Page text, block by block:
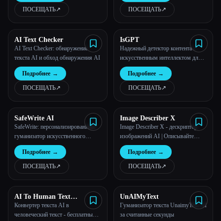
ПОСЕЩАТЬ↗︎
интеллекта
ПОСЕЩАТЬ↗︎
AI Text Checker
AI Text Checker: обнаружение
текста AI и обход обнаружения AI
Подробнее →
ПОСЕЩАТЬ↗︎
IsGPT
Надежный детектор контента с
искусственным интеллектом для
ChatGPT, GPT-4o, GPT-o1, Gemini,
Claude | ISGPT.org
Подробнее →
ПОСЕЩАТЬ↗︎
SafeWrite AI
SafeWrite: персонализированный
гуманизатор искусственного
интеллекта
Подробнее →
ПОСЕЩАТЬ↗︎
Image Describer X
Image Describer X - дескриптор
изображений AI | Описывайте
изображения и фотографии с
помощью AI | Бесплатный
генератор описаний изображений
Подробнее →
ПОСЕЩАТЬ↗︎
AI To Human Text
Converter Free
Конвертер текста AI в
человеческий текст - бесплатный
UnAIMyText
Гуманизатор текста UnaimyText AI
за считанные секунды